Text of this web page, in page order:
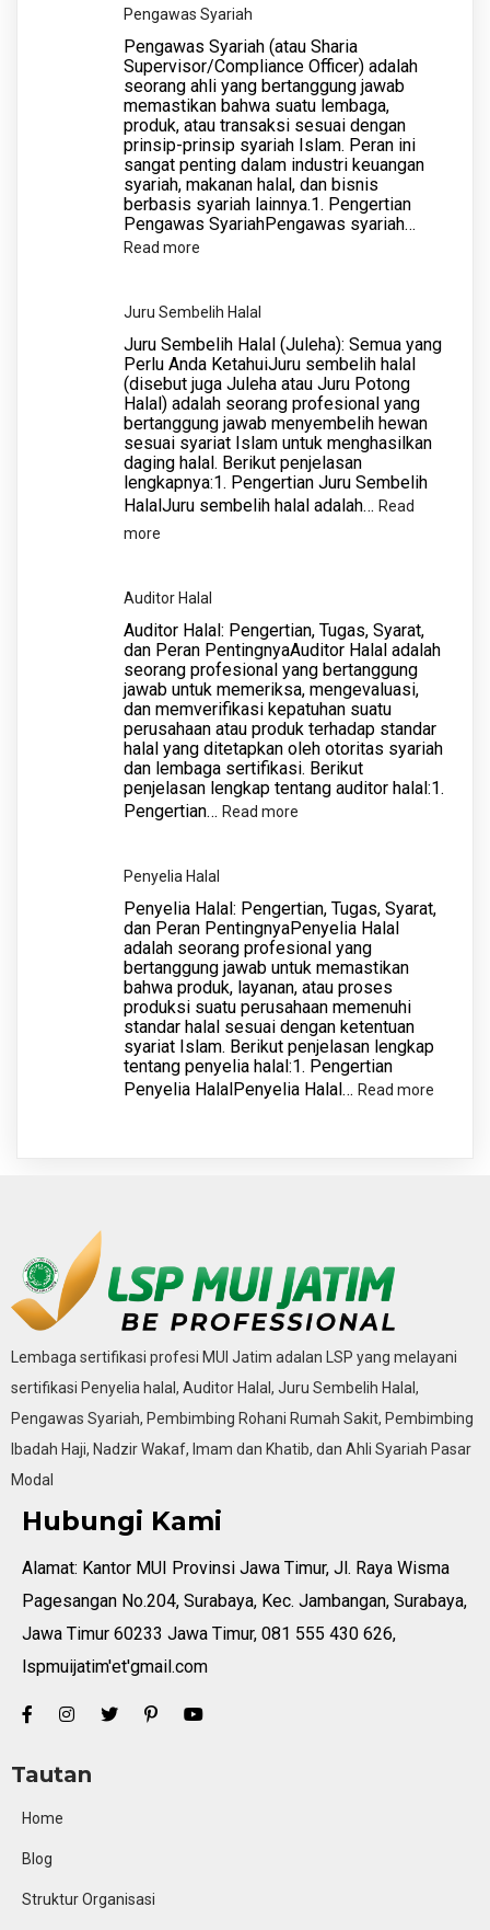
Sakit
Pengawas Syariah
Pengawas Syariah (atau Sharia
Supervisor/Compliance Officer) adalah
seorang ahli yang bertanggung jawab
memastikan bahwa suatu lembaga,
produk, atau transaksi sesuai dengan
prinsip-prinsip syariah Islam. Peran ini
sangat penting dalam industri keuangan
syariah, makanan halal, dan bisnis
berbasis syariah lainnya.1. Pengertian
Pengawas SyariahPengawas syariah…
Read more
Juru Sembelih Halal
Juru Sembelih Halal (Juleha): Semua yang
Perlu Anda KetahuiJuru sembelih halal
(disebut juga Juleha atau Juru Potong
Halal) adalah seorang profesional yang
bertanggung jawab menyembelih hewan
sesuai syariat Islam untuk menghasilkan
daging halal. Berikut penjelasan
lengkapnya:1. Pengertian Juru Sembelih
HalalJuru sembelih halal adalah… Read
more
Auditor Halal
Auditor Halal: Pengertian, Tugas, Syarat,
dan Peran PentingnyaAuditor Halal adalah
seorang profesional yang bertanggung
jawab untuk memeriksa, mengevaluasi,
dan memverifikasi kepatuhan suatu
perusahaan atau produk terhadap standar
halal yang ditetapkan oleh otoritas syariah
dan lembaga sertifikasi. Berikut
penjelasan lengkap tentang auditor halal:1.
Pengertian… Read more
Penyelia Halal
Penyelia Halal: Pengertian, Tugas, Syarat,
dan Peran PentingnyaPenyelia Halal
adalah seorang profesional yang
bertanggung jawab untuk memastikan
bahwa produk, layanan, atau proses
produksi suatu perusahaan memenuhi
standar halal sesuai dengan ketentuan
syariat Islam. Berikut penjelasan lengkap
tentang penyelia halal:1. Pengertian
Penyelia HalalPenyelia Halal… Read more
Lembaga sertifikasi profesi MUI Jatim adalan LSP yang melayani
sertifikasi Penyelia halal, Auditor Halal, Juru Sembelih Halal,
Pengawas Syariah, Pembimbing Rohani Rumah Sakit, Pembimbing
Ibadah Haji, Nadzir Wakaf, Imam dan Khatib, dan Ahli Syariah Pasar
Modal
Hubungi Kami
Alamat: Kantor MUI Provinsi Jawa Timur, Jl. Raya Wisma
Pagesangan No.204, Surabaya, Kec. Jambangan, Surabaya,
Jawa Timur 60233 Jawa Timur, 081 555 430 626,
lspmuijatim'et'gmail.com
Tautan
Home
Blog
Struktur Organisasi